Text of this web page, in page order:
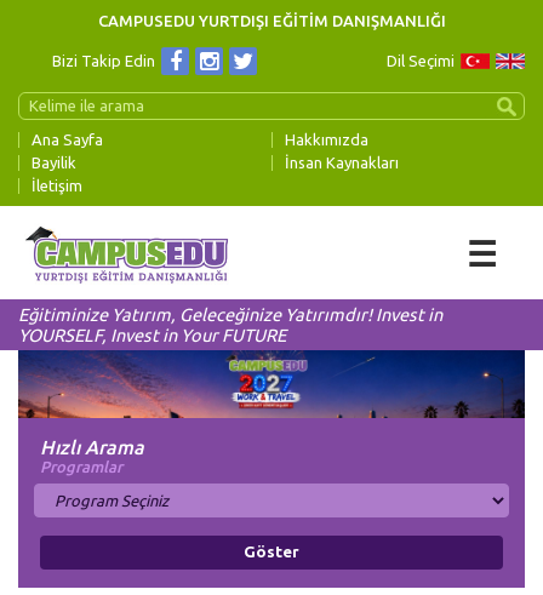
CAMPUSEDU YURTDIŞI EĞİTİM DANIŞMANLIĞI
Dil Seçimi
Bizi Takip Edin
Ana Sayfa
Hakkımızda
Bayilik
İnsan Kaynakları
İletişim
☰
Eğitiminize Yatırım, Geleceğinize Yatırımdır! Invest in
YOURSELF, Invest in Your FUTURE
Hızlı Arama
Programlar